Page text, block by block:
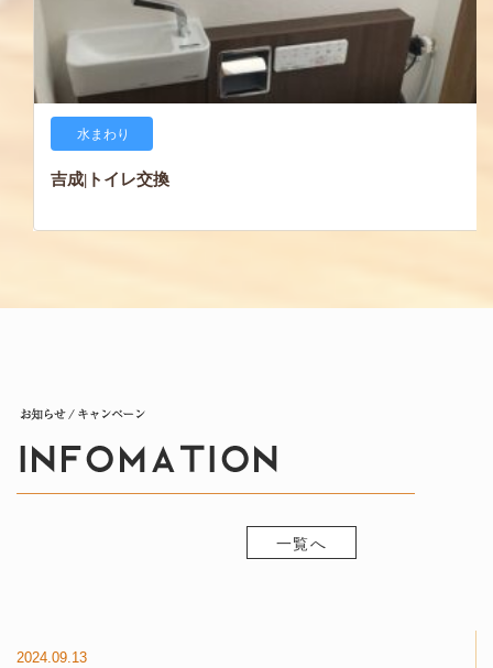
水まわり
吉成|トイレ交換
一覧へ
2024.09.13